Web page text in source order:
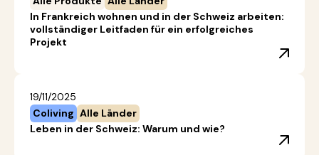
In Frankreich wohnen und in der Schweiz arbeiten:
vollständiger Leitfaden für ein erfolgreiches
Projekt
19/11/2025
Coliving Alle Länder
Leben in der Schweiz: Warum und wie?